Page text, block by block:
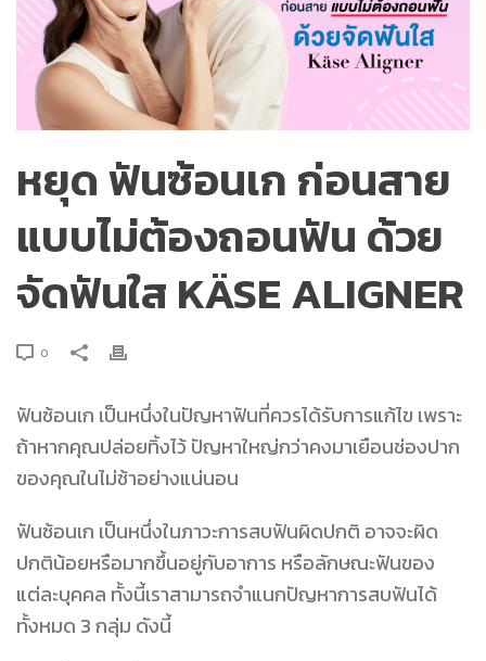
หยุด ฟันซ้อนเก ก่อนสาย
แบบไม่ต้องถอนฟัน ด้วย
จัดฟันใส KÄSE ALIGNER
0
ฟันซ้อนเก เป็นหนึ่งในปัญหาฟันที่ควรได้รับการแก้ไข เพราะ
ถ้าหากคุณปล่อยทิ้งไว้ ปัญหาใหญ่กว่าคงมาเยือนช่องปาก
ของคุณในไม่ช้าอย่างแน่นอน
ฟันซ้อนเก เป็นหนึ่งในภาวะการสบฟันผิดปกติ อาจจะผิด
ปกติน้อยหรือมากขึ้นอยู่กับอาการ หรือลักษณะฟันของ
แต่ละบุคคล ทั้งนี้เราสามารถจำแนกปัญหาการสบฟันได้
ทั้งหมด 3 กลุ่ม ดังนี้